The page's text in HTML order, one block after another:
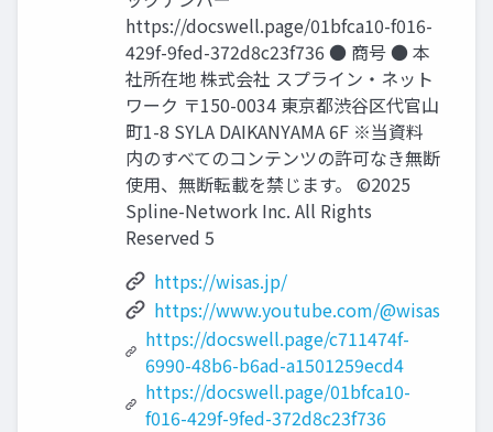
https://docswell.page/01bfca10-f016-
429f-9fed-372d8c23f736 ● 商号 ● 本
社所在地 株式会社 スプライン・ネット
ワーク 〒150-0034 東京都渋谷区代官山
町1-8 SYLA DAIKANYAMA 6F ※当資料
内のすべてのコンテンツの許可なき無断
使用、無断転載を禁じます。 ©2025
Spline-Network Inc. All Rights
Reserved 5
https://wisas.jp/
https://www.youtube.com/@wisas
https://docswell.page/c711474f-
6990-48b6-b6ad-a1501259ecd4
https://docswell.page/01bfca10-
f016-429f-9fed-372d8c23f736